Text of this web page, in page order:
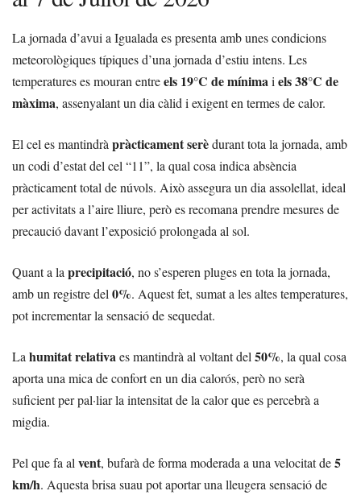
La jornada d’avui a Igualada es presenta amb unes condicions
meteorològiques típiques d’una jornada d’estiu intens. Les
temperatures es mouran entreels 19°C de mínimaiels 38°C de
màxima, assenyalant un dia càlid i exigent en termes de calor.
El cel es mantindràpràcticament serèdurant tota la jornada, amb
un codi d’estat del cel “11”, la qual cosa indica absència
pràcticament total de núvols. Això assegura un dia assolellat, ideal
per activitats a l’aire lliure, però es recomana prendre mesures de
precaució davant l’exposició prolongada al sol.
Quant a laprecipitació, no s’esperen pluges en tota la jornada,
amb un registre del0%. Aquest fet, sumat a les altes temperatures,
pot incrementar la sensació de sequedat.
Lahumitat relativaes mantindrà al voltant del50%, la qual cosa
aporta una mica de confort en un dia calorós, però no serà
suficient per pal·liar la intensitat de la calor que es percebrà a
migdia.
Pel que fa alvent, bufarà de forma moderada a una velocitat de5
km/h. Aquesta brisa suau pot aportar una lleugera sensació de